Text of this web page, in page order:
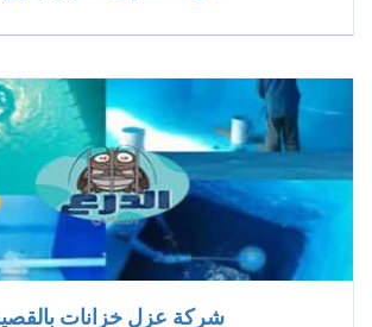
شركة عزل خزانات